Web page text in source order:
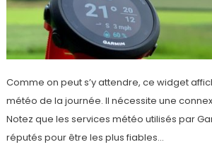
Comme on peut s’y attendre, ce widget
météo de la journée. Il nécessite une
Notez que les services météo utilisés par
réputés pour être les plus fiables…